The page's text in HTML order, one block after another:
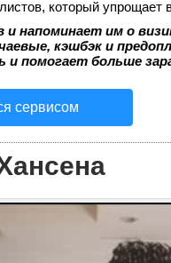
который упрощает
и напоминает им о
кэшбэк и
и помогает больше
сервисом